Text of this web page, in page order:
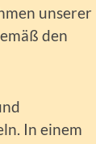
unserer
den
In einem